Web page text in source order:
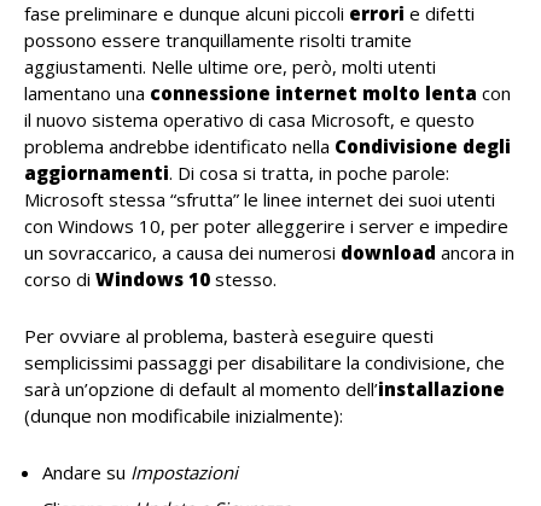
fase preliminare e dunque alcuni piccoli errori e difetti
possono essere tranquillamente risolti tramite
aggiustamenti. Nelle ultime ore, però, molti utenti
lamentano una connessione internet molto lenta con
il nuovo sistema operativo di casa Microsoft, e questo
problema andrebbe identificato nella Condivisione degli
aggiornamenti. Di cosa si tratta, in poche parole:
Microsoft stessa “sfrutta” le linee internet dei suoi utenti
con Windows 10, per poter alleggerire i server e impedire
un sovraccarico, a causa dei numerosi download ancora in
corso di Windows 10 stesso.
Per ovviare al problema, basterà eseguire questi
semplicissimi passaggi per disabilitare la condivisione, che
sarà un’opzione di default al momento dell’installazione
(dunque non modificabile inizialmente):
Andare su Impostazioni